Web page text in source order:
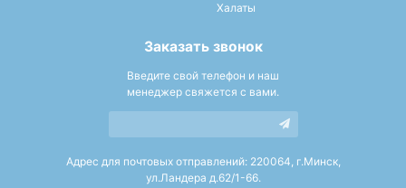
Халаты
Заказать звонок
Введите свой телефон и наш
менеджер свяжется с вами.
Адрес для почтовых отправлений: 220064, г.Минск,
ул.Ландера д.62/1-66.